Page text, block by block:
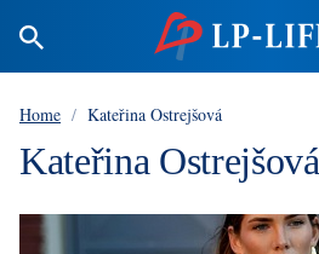
Home / Kateřina Ostrejšová
Kateřina Ostrejšová